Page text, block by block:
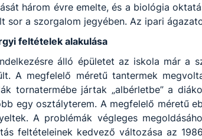
három évre emelte, és a biológia
sor a szorgalom jegyében. Az ipari
feltételek alakulása
álló épületet az iskola már a
A megfelelő méretű tantermek
tornatermébe jártak „albérletbe” a
egy osztályterem. A megfelelő méretű
A problémák végleges
feltételeinek kedvező változása az